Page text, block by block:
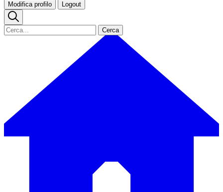
Modifica profilo Logout
Cerca